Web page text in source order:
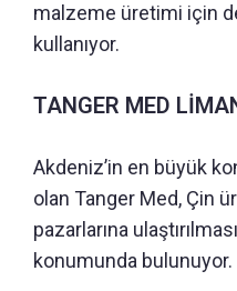
malzeme üretimi için
kullanıyor.
TANGER MED
Akdeniz’in en büyük
olan Tanger Med, Çin
pazarlarına
konumunda bulunuyor.